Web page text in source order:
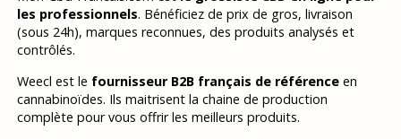
les professionnels. Bénéficiez de prix de gros, livraison
(sous 24h), marques reconnues, des produits analysés et
contrôlés.
Weecl est le fournisseur B2B français de référenceen
cannabinoïdes. Ils maitrisent la chaine de production
complète pour vous offrir les meilleurs produits.